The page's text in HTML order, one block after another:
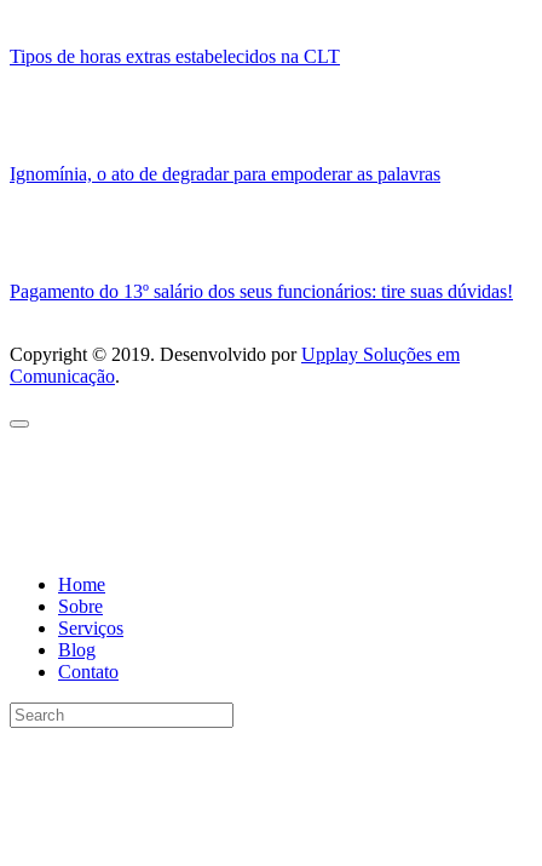
Tipos de horas extras estabelecidos na CLT
Ignomínia, o ato de degradar para empoderar as palavras
Pagamento do 13º salário dos seus funcionários: tire suas dúvidas!
Copyright © 2019. Desenvolvido porUpplay Soluções em
Comunicação.
Home
Sobre
Serviços
Blog
Contato